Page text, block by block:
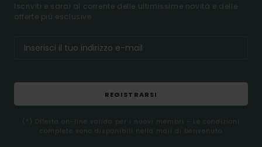
Iscriviti e sarai al corrente delle ultimissime novità e delle
offerte più esclusive.
REGISTRARSI
(*) Offerta on-line valida per i nuovi membri - Le condizioni
complete sono disponibili nella mail di benvenuto